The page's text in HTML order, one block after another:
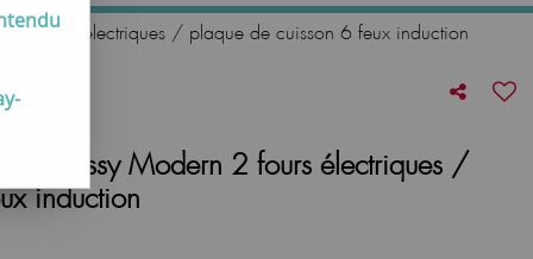
2 fours électriques / plaque de cuisson 6 feux induction
Bussy Modern 2 fours électriques /
induction